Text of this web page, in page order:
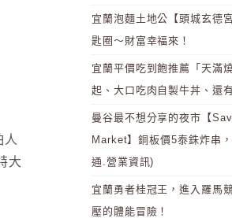
人
大
宜蘭泡麵土地公【頭城玄德
匙圈～財富幸福來！
宜蘭平價吃到飽推薦「天滿
起、大口吃肉自製牛丼、還
曼谷最不想分享的夜市【
Market】銅板價5泰銖炸串
通.營業資訊)
宜蘭勇者桂冠王，進入羅馬
壓的體能冒險！